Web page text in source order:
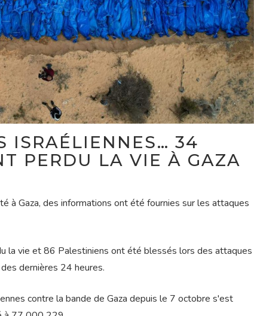
ISRAÉLIENNES… 34
PERDU LA VIE À GAZA
à Gaza, des informations ont été fournies sur les attaques
la vie et 86 Palestiniens ont été blessés lors des attaques
dernières 24 heures.
contre la bande de Gaza depuis le 7 octobre s'est